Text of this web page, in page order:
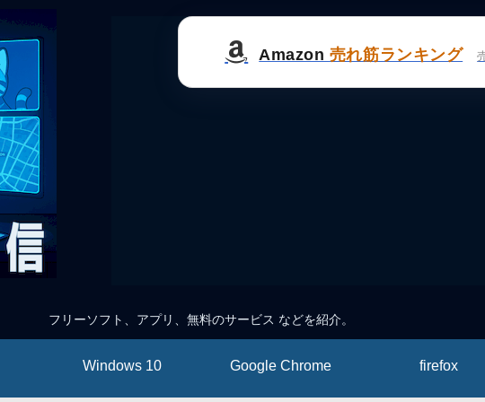
Amazon 売れ筋ランキング
フリーソフト、アプリ、無料のサービス などを紹介。
Windows 10 Google Chrome firefox